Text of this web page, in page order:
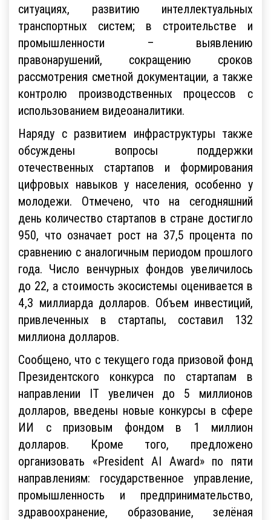
ситуациях, развитию интеллектуальных
транспортных систем; в строительстве и
промышленности – выявлению
правонарушений, сокращению сроков
рассмотрения сметной документации, а также
контролю производственных процессов с
использованием видеоаналитики.
Наряду с развитием инфраструктуры также
обсуждены вопросы поддержки
отечественных стартапов и формирования
цифровых навыков у населения, особенно у
молодежи. Отмечено, что на сегодняшний
день количество стартапов в стране достигло
950, что означает рост на 37,5 процента по
сравнению с аналогичным периодом прошлого
года. Число венчурных фондов увеличилось
до 22, а стоимость экосистемы оценивается в
4,3 миллиарда долларов. Объем инвестиций,
привлеченных в стартапы, составил 132
миллиона долларов.
Сообщено, что с текущего года призовой фонд
Президентского конкурса по стартапам в
направлении IT увеличен до 5 миллионов
долларов, введены новые конкурсы в сфере
ИИ с призовым фондом в 1 миллион
долларов. Кроме того, предложено
организовать «President AI Award» по пяти
направлениям: государственное управление,
промышленность и предпринимательство,
здравоохранение, образование, зелёная